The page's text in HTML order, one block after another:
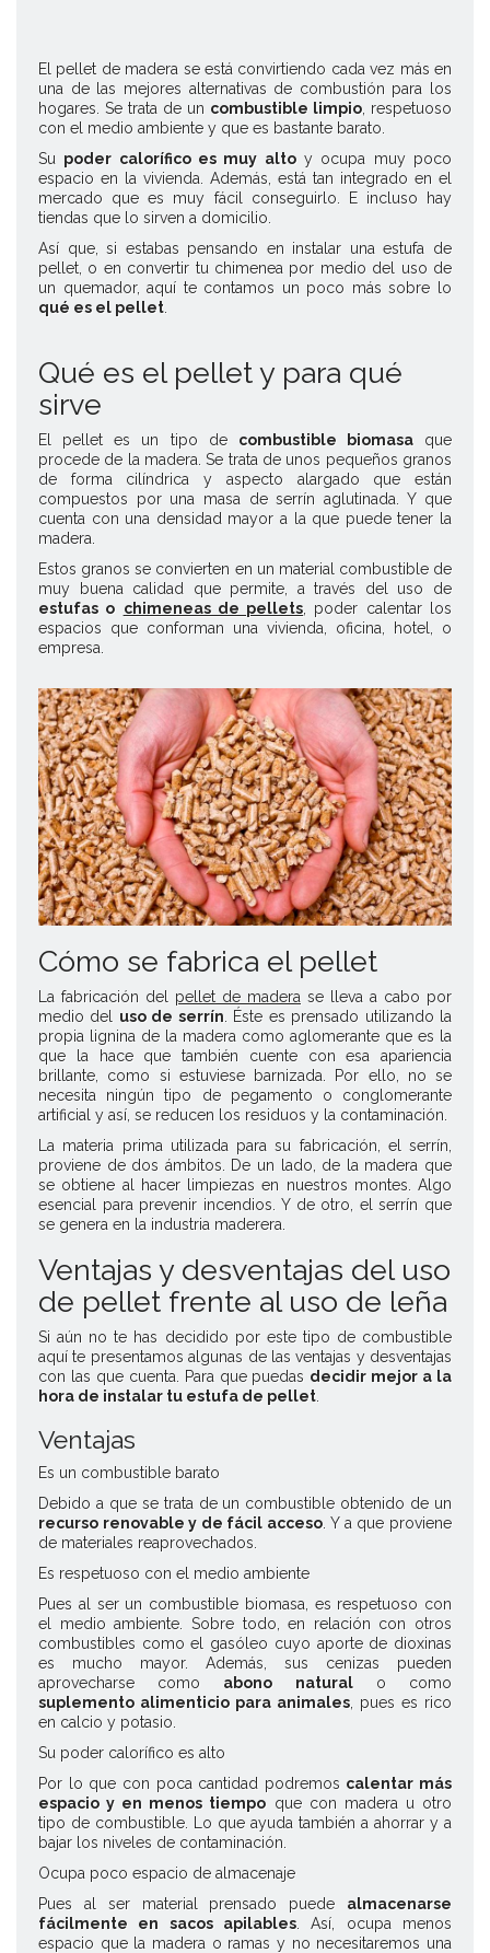
El pellet de madera se está convirtiendo cada vez más en
una de las mejores alternativas de combustión para los
hogares. Se trata de un combustible limpio, respetuoso
con el medio ambiente y que es bastante barato.
Su poder calorífico es muy altoy ocupa muy poco
espacio en la vivienda. Además, está tan integrado en el
mercado que es muy fácil conseguirlo. E incluso hay
tiendas que lo sirven a domicilio.
Así que, si estabas pensando en instalar una estufa de
pellet, o en convertir tu chimenea por medio del uso de
un quemador, aquí te contamos un poco más sobre lo
qué es el pellet.
Qué es el pellet y para qué
sirve
El pellet es un tipo de combustible biomasaque
procede de la madera. Se trata de unos pequeños granos
de forma cilíndrica y aspecto alargado que están
compuestos por una masa de serrín aglutinada. Y que
cuenta con una densidad mayor a la que puede tener la
madera.
Estos granos se convierten en un material combustible de
muy buena calidad que permite, a través del uso de
estufas o chimeneas de pellets, poder calentar los
espacios que conforman una vivienda, oficina, hotel, o
empresa.
Cómo se fabrica el pellet
La fabricación del pellet de madera se lleva a cabo por
medio del uso de serrín. Éste es prensado utilizando la
propia lignina de la madera como aglomerante que es la
que la hace que también cuente con esa apariencia
brillante, como si estuviese barnizada. Por ello, no se
necesita ningún tipo de pegamento o conglomerante
artificial y así, se reducen los residuos y la contaminación.
La materia prima utilizada para su fabricación, el serrín,
proviene de dos ámbitos. De un lado, de la madera que
se obtiene al hacer limpiezas en nuestros montes. Algo
esencial para prevenir incendios. Y de otro, el serrín que
se genera en la industria maderera.
Ventajas y desventajas del uso
de pellet frente al uso de leña
Si aún no te has decidido por este tipo de combustible
aquí te presentamos algunas de las ventajas y desventajas
con las que cuenta. Para que puedas decidir mejor a la
hora de instalar tu estufa de pellet.
Ventajas
Es un combustible barato
Debido a que se trata de un combustible obtenido de un
recurso renovable y de fácil acceso. Y a que proviene
de materiales reaprovechados.
Es respetuoso con el medio ambiente
Pues al ser un combustible biomasa, es respetuoso con
el medio ambiente. Sobre todo, en relación con otros
combustibles como el gasóleo cuyo aporte de dioxinas
es mucho mayor. Además, sus cenizas pueden
aprovecharse como abono naturalo como
suplemento alimenticio para animales, pues es rico
en calcio y potasio.
Su poder calorífico es alto
Por lo que con poca cantidad podremos calentar más
espacio y en menos tiempo que con madera u otro
tipo de combustible. Lo que ayuda también a ahorrar y a
bajar los niveles de contaminación.
Ocupa poco espacio de almacenaje
Pues al ser material prensado puede almacenarse
fácilmente en sacos apilables. Así, ocupa menos
espacio que la madera o ramas y no necesitaremos una